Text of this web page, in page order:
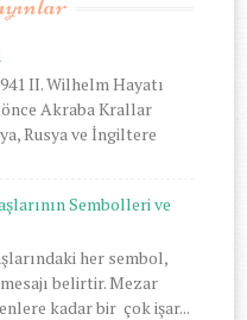
II. Wilhelm Hayatı
önce Akraba Krallar
Rusya ve İngiltere
Sembolleri ve
her sembol,
belirtir. Mezar
kadar bir çok işar...